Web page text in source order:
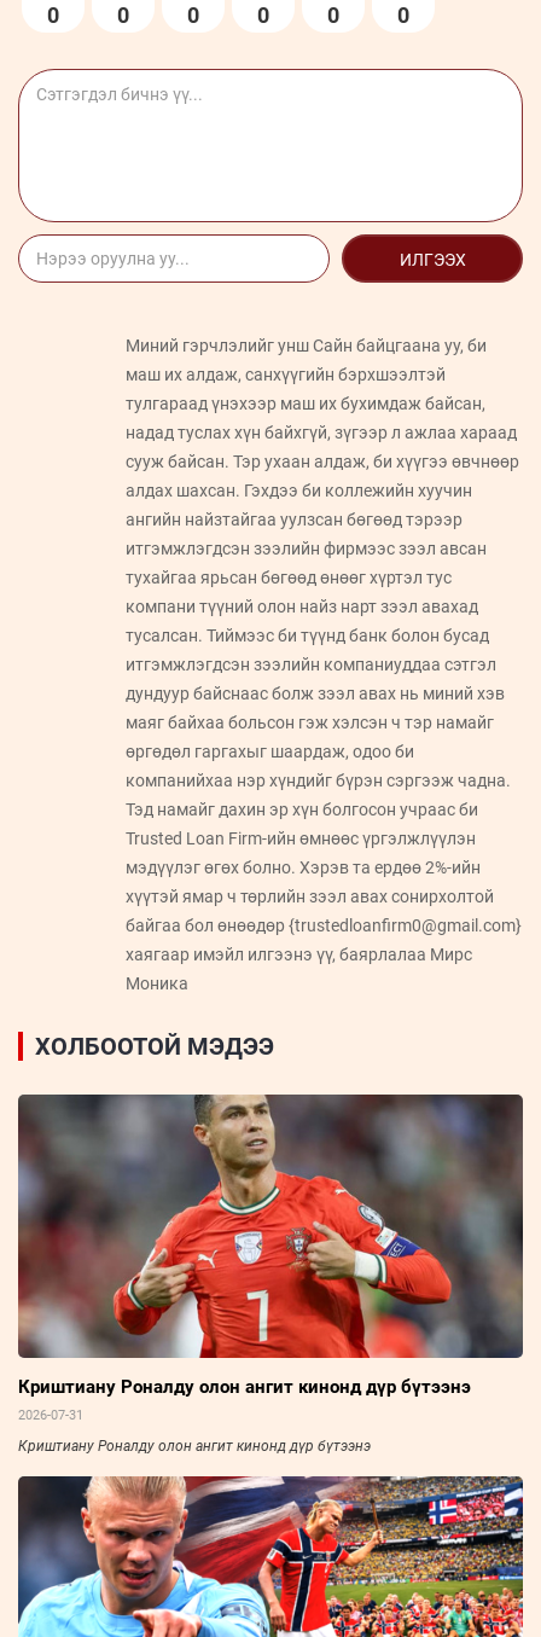
0 0 0 0 0 0
ИЛГЭЭХ
Миний гэрчлэлийг унш Сайн байцгаана уу, би
маш их алдаж, санхүүгийн бэрхшээлтэй
тулгараад үнэхээр маш их бухимдаж байсан,
надад туслах хүн байхгүй, зүгээр л ажлаа хараад
сууж байсан. Тэр ухаан алдаж, би хүүгээ өвчнөөр
алдах шахсан. Гэхдээ би коллежийн хуучин
ангийн найзтайгаа уулзсан бөгөөд тэрээр
итгэмжлэгдсэн зээлийн фирмээс зээл авсан
тухайгаа ярьсан бөгөөд өнөөг хүртэл тус
компани түүний олон найз нарт зээл авахад
тусалсан. Тиймээс би түүнд банк болон бусад
итгэмжлэгдсэн зээлийн компаниуддаа сэтгэл
дундуур байснаас болж зээл авах нь миний хэв
маяг байхаа больсон гэж хэлсэн ч тэр намайг
өргөдөл гаргахыг шаардаж, одоо би
компанийхаа нэр хүндийг бүрэн сэргээж чадна.
Тэд намайг дахин эр хүн болгосон учраас би
Trusted Loan Firm-ийн өмнөөс үргэлжлүүлэн
мэдүүлэг өгөх болно. Хэрэв та ердөө 2%-ийн
хүүтэй ямар ч төрлийн зээл авах сонирхолтой
байгаа бол өнөөдөр {trustedloanfirm0@gmail.com}
хаягаар имэйл илгээнэ үү, баярлалаа Мирс
Моника
ХОЛБООТОЙ МЭДЭЭ
Криштиану Роналду олон ангит кинонд дүр бүтээнэ
2026-07-31
Криштиану Роналду олон ангит кинонд дүр бүтээнэ